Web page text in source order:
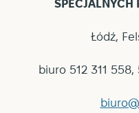
SPECJALNYCH
Łódź,
biuro 512 311 558,